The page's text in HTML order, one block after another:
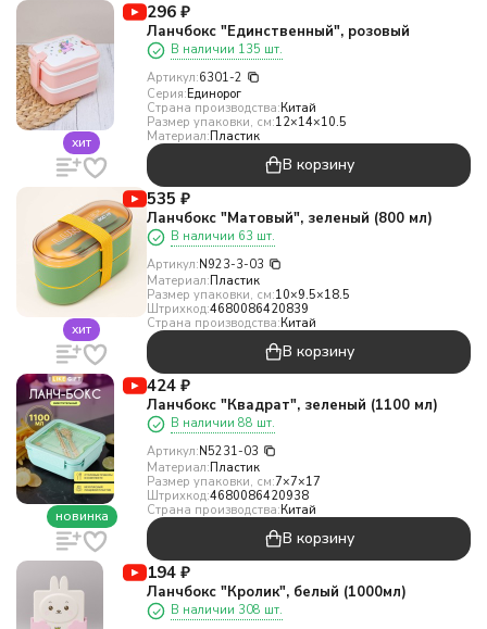
хит
296 ₽
Ланчбокс "Единственный", розовый
В наличии 135 шт.
Артикул:6301-2
Серия:Единорог
Страна производства:Китай
Размер упаковки, см:12×14×10.5
Материал:Пластик
В корзину
хит
535 ₽
Ланчбокс "Матовый", зеленый (800 мл)
В наличии 63 шт.
Артикул:N923-3-03
Материал:Пластик
Размер упаковки, см:10×9.5×18.5
Штрихкод:4680086420839
Страна производства:Китай
В корзину
новинка
424 ₽
Ланчбокс "Квадрат", зеленый (1100 мл)
В наличии 88 шт.
Артикул:N5231-03
Материал:Пластик
Размер упаковки, см:7×7×17
Штрихкод:4680086420938
Страна производства:Китай
В корзину
194 ₽
Ланчбокс "Кролик", белый (1000мл)
В наличии 308 шт.